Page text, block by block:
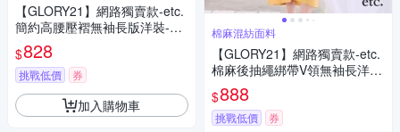
【GLORY21】網路獨賣款-etc.
簡約高腰壓褶無袖長版洋裝-藍
色(附腰帶)
$828
挑戰低價 券
加入購物車
棉麻混紡面料
【GLORY21】網路獨賣款-etc.
棉麻後抽繩綁帶V領無袖長洋
裝-黃色
$888
挑戰低價 券